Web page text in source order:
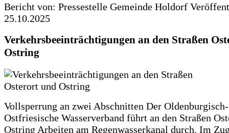
Bericht von: Pressestelle Gemeinde Holdorf
25.10.2025
Verkehrsbeeinträchtigungen an den Straßen
Ostring
Vollsperrung an zwei Abschnitten Der Oldenburgisch-
Ostfriesische Wasserverband führt an den Straßen
Ostring Arbeiten am Regenwasserkanal durch. Im